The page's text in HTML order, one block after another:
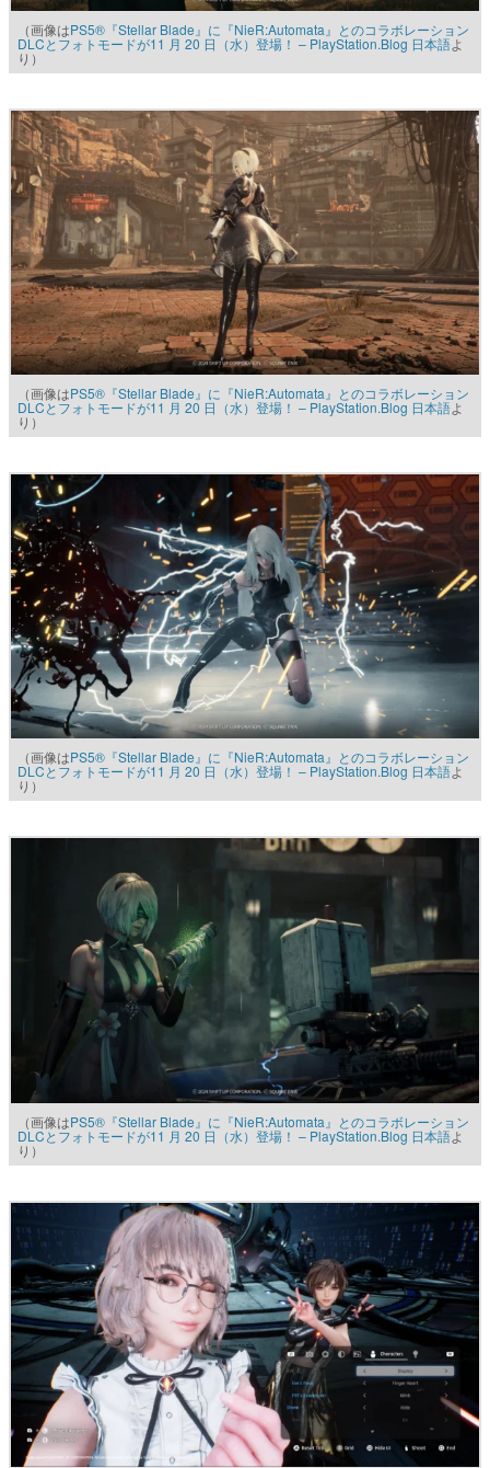
（画像はPS5®『Stellar Blade』に『NieR:Automata』とのコラボレーション
DLCとフォトモードが11 月 20 日（水）登場！ – PlayStation.Blog 日本語よ
り）
（画像はPS5®『Stellar Blade』に『NieR:Automata』とのコラボレーション
DLCとフォトモードが11 月 20 日（水）登場！ – PlayStation.Blog 日本語よ
り）
（画像はPS5®『Stellar Blade』に『NieR:Automata』とのコラボレーション
DLCとフォトモードが11 月 20 日（水）登場！ – PlayStation.Blog 日本語よ
り）
（画像はPS5®『Stellar Blade』に『NieR:Automata』とのコラボレーション
DLCとフォトモードが11 月 20 日（水）登場！ – PlayStation.Blog 日本語よ
り）